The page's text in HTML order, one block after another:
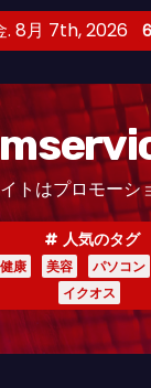
. 8月 7th, 2026
トはプロモーシ
人気のタグ
健康 美容 パソコン
イクオス